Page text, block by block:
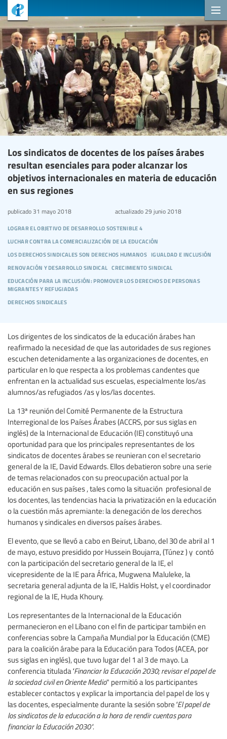
Los sindicatos de docentes de los países árabes
resultan esenciales para poder alcanzar los
objetivos internacionales en materia de educación
en sus regiones
lograr el objetivo de desarrollo sostenible 4
luchar contra la comercialización de la educación
los derechos sindicales son derechos humanos igualdad e inclusión
renovación y desarrollo sindical crecimiento sindical
educación para la inclusión: promover los derechos de personas
migrantes y refugiadas
derechos sindicales
publicado 31 mayo 2018 actualizado29 junio 2018
Los dirigentes de los sindicatos de la educación árabes han
reafirmado la necesidad de que las autoridades de sus regiones
escuchen detenidamente a las organizaciones de docentes, en
particular en lo que respecta a los problemas candentes que
enfrentan en la actualidad sus escuelas, especialmente los/as
alumnos/as refugiados /as y los/las docentes.
La 13ª reunión del Comité Permanente de la Estructura
Interregional de los Países Árabes (ACCRS, por sus siglas en
inglés) de la Internacional de Educación (IE) constituyó una
oportunidad para que los principales representantes de los
sindicatos de docentes árabes se reunieran con el secretario
general de la IE, David Edwards. Ellos debatieron sobre una serie
de temas relacionados con su preocupación actual por la
educación en sus países , tales como la situación profesional de
los docentes, las tendencias hacia la privatización en la educación
o la cuestión más apremiante: la denegación de los derechos
humanos y sindicales en diversos países árabes.
El evento, que se llevó a cabo en Beirut, Líbano, del 30 de abril al 1
de mayo, estuvo presidido por Hussein Boujarra, (Túnez ) y contó
con la participación del secretario general de la IE, el
vicepresidente de la IE para África, Mugwena Maluleke, la
secretaria general adjunta de la IE, Haldis Holst, y el coordinador
regional de la IE, Huda Khoury.
Los representantes de la Internacional de la Educación
permanecieron en el Líbano con el fin de participar también en
conferencias sobre la Campaña Mundial por la Educación (CME)
para la coalición árabe para la Educación para Todos (ACEA, por
sus siglas en inglés), que tuvo lugar del 1 al 3 de mayo. La
conferencia titulada "Financiar la Educación 2030; revisar el papel de
la sociedad civil en Oriente Medio" permitió a los participantes
establecer contactos y explicar la importancia del papel de los y
las docentes, especialmente durante la sesión sobre "El papel de
los sindicatos de la educación a la hora de rendir cuentas para
financiar la Educación 2030".